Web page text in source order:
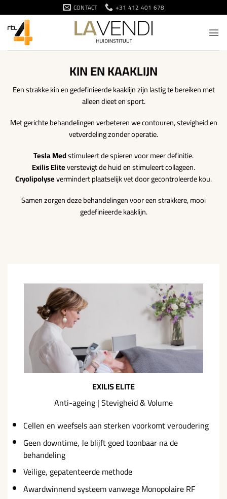
naar
inhoud
CONTACT +31 412 401 678
KIN EN KAAKLIJN
Een strakke kin en gedefinieerde kaaklijn zijn lastig te bereiken met
alleen dieet en sport.
Met gerichte behandelingen verbeteren we contouren, stevigheid en
vetverdeling zonder operatie.
Tesla Medstimuleert de spieren voor meer definitie.
Exilis Eliteverstevigt de huid en stimuleert collageen.
Cryolipolysevermindert plaatselijk vet door gecontroleerde kou.
Samen zorgen deze behandelingen voor een strakkere, mooi
gedefinieerde kaaklijn.
EXILIS ELITE
Anti-ageing | Stevigheid & Volume
Cellen en weefsels aan sterken voorkomt veroudering
Geen downtime, Je blijft goed toonbaar na de
behandeling
Veilige, gepatenteerde methode
Awardwinnend systeem vanwege Monopolaire RF